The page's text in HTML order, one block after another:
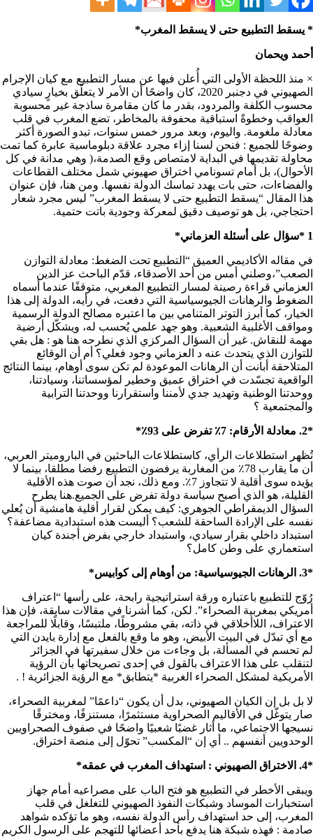
* يسقط التطبيع حتى لا يسقط المغرب*
أحمد ويحمان
× منذ اللحظة الأولى التي أُعلن فيها عن مسار التطبيع مع كيان الإجرام
الصهيوني في دجنبر 2020، كان واضحًا أن الأمر لا يتعلّق بخيارٍ سيادي
محسوب الكلفة والمردود، بقدر ما كان مقامرة ساذجة غير محسوبة
العواقب وخطوةً استباقية محفوفة بالمخاطر، تضع المغرب في قلب
معادلة ملغومة. واليوم، وبعد مرور خمس سنوات، تبدو الصورة أكثر
وضوحًا للجميع : فنحن لسنا إزاء مجرد علاقة دبلوماسية عابرة كما تمت
محاولة تقديمها في البداية لامتصاص وقع الصدمة،( وهي مدانة في كل
الأحوال)، بل أمام تسونامي اختراق صهيوني شمل مختلف القطاعات
والفضاءات، حتى بات يهدد تماسك الدولة نفسها. ومن هنا، فإن عنوان
هذا المقال “يسقط التطبيع حتى لا يسقط المغرب” ليس مجرد شعار
احتجاجي، بل هو توصيف دقيق لمعركة وجودية باتت حتمية.
1 *سؤال على أسئلة العزماني*
في مقاله الأكاديمي العميق “التطبيع تحت الضغط: معادلة التوازن
الصعب”،وصلني أمس من أحد الأصدقاء، قدّم الباحث عز الدين
العزماني قراءة رصينة لمسار التطبيع المغربي، متوقفًا عندما أسماه
الضغوط والرهانات الجيوسياسية التي دفعت، في رأيه، الدولة إلى هذا
الخيار، كما أبرز التوتر المتنامي بين ما اعتبره مصالح الدولة الرسمية
ومواقف الأغلبية الشعبية. وهو جهد علمي يُحسب له، ويشكّل أرضية
مهمة للنقاش. غير أن السؤال المركزي الذي نطرحه هنا هو : هل بقي
للتوازن الذي يتحدث عنه د العزماني وجود فعلي؟ أم أن الوقائع
المتلاحقة أبانت أن الرهانات الموعودة لم تكن سوى أوهام، بينما النتائج
الواقعية تجسّدت في اختراق عميق وخطير لمؤسساتنا، وسيادتنا،
ووحدتنا الوطنية وتهديد جدي لأمننا واستقرارنا ووحدتنا الترابية
والمجتمعية ؟
*2. معادلة الأرقام: 7٪ تفرض على 93٪*
تُظهر استطلاعات الرأي، كاستطلاعات الباحثين في الباروميتر العربي،
أن ما يقارب 78٪ من المغاربة يرفضون التطبيع رفضا مطلقا، بينما لا
يؤيده سوى أقلية لا تتجاوز 7٪. ومع ذلك، نجد أن صوت هذه الأقلية
القليلة، هو الذي أصبح سياسة دولة تفرض على الجميع.هنا يطرح
السؤال الديمقراطي الجوهري: كيف يمكن لقرار أقلية هامشية أن يُعلي
نفسه على الإرادة الساحقة للشعب؟ أليست هذه استبدادية مضاعفة؟
استبداد داخلي بقرار سيادي، واستبداد خارجي بفرض أجندة كيان
استعماري على وطن كامل؟
*3. الرهانات الجيوسياسية: من أوهام إلى كوابيس*
رُوّج للتطبيع باعتباره ورقة استراتيجية رابحة، على رأسها “اعتراف
أمريكي بمغربية الصحراء”. لكن، كما أشرنا في مقالات سابقة، فإن هذا
الاعتراف، اللاأخلاقي في ذاته، بقي مشروطًا، ملتبسًا، وقابلًا للمراجعة
مع أي تبدّل في البيت الأبيض، وهو ما وقع بالفعل مع إدارة بايدن التي
لم تحسم في المسألة، بل وجاءت من خلال سفيرتها في الجزائر
لتنقلب على هذا الاعتراف بالقول في إحدى تصريحاتها بأن الرؤية
الأمريكية لمشكل الصحراء الغربية *يتطابق* مع الرؤية الجزائرية ! .
لا بل بل إن الكيان الصهيوني، بدل أن يكون “داعمًا” لمغربية الصحراء،
صار يتوغّل في الأقاليم الصحراوية مستثمرًا، مستنزفًا، ومخترقًا
نسيجها الاجتماعي، ما أثار غضبًا شعبيًا واضحًا في صفوف الصحراويين
الوحدويين أنفسهم .. أي إن “المكسب” تحوّل إلى منصة اختراق.
*4. الاختراق الصهيوني : استهداف المغرب في عمقه*
ويبقى الأخطر في التطبيع هو فتح الباب على مصراعيه أمام جهاز
استخبارات الموساد وشبكات النفوذ الصهيوني للتغلغل في قلب
المغرب، إلى حد استهداف رأس الدولة نفسه، وهو ما تؤكده شواهد
صادمة : فهذه شبكة هنا يدفع بأحد أعضائها للتهجم على الرسول الكريم